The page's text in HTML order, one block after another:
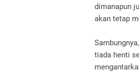
dimanapun
akan tetap
tiada henti